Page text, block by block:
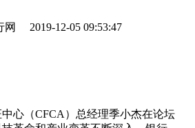
2019-12-05 09:53:47
心（CFCA）总经理季小杰在论坛